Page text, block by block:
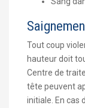
Tout coup
hauteur doit
Centre de
tête peuvent
initiale. En cas